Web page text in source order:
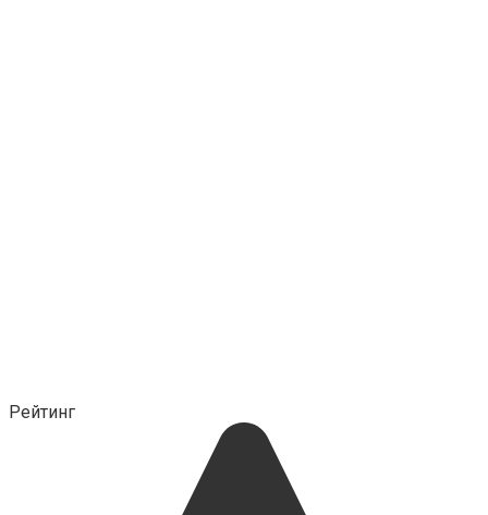
Рейтинг